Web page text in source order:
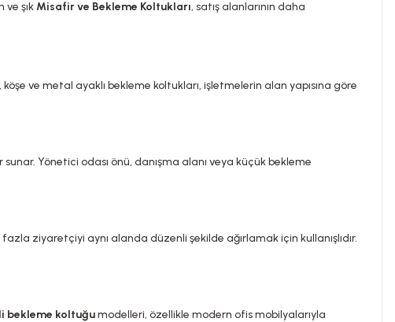
şık Misafir ve Bekleme Koltukları, satış alanlarının daha
ve metal ayaklı bekleme koltukları, işletmelerin alan yapısına göre
Yönetici odası önü, danışma alanı veya küçük bekleme
ziyaretçiyi aynı alanda düzenli şekilde ağırlamak için kullanışlıdır.
bekleme koltuğumodelleri, özellikle modern ofis mobilyalarıyla